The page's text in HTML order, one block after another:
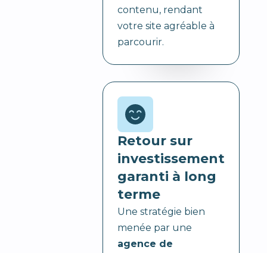
contenu, rendant
votre site agréable à
parcourir.
Retour sur
investissement
garanti à long
terme
Une stratégie bien
menée par une
agence de